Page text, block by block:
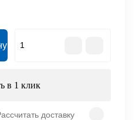
в 1 клик
доставку